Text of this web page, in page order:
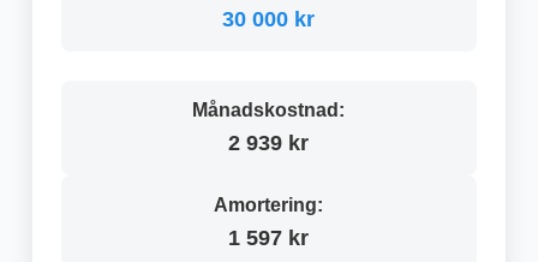
30 000 kr
Månadskostnad:
2 939 kr
Amortering:
1 597 kr